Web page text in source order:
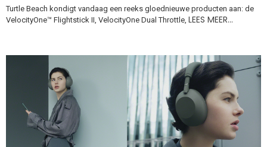
Turtle Beach kondigt vandaag een reeks gloednieuwe producten aan: de
VelocityOne™ Flightstick II, VelocityOne Dual Throttle, LEES MEER…